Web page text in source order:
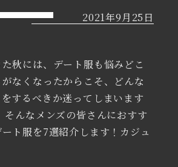
2021年9月25日
秋には、デート服も悩みどこ
なくなったからこそ、どんな
するべきか迷ってしまいます
そんなメンズの皆さんにおすす
ト服を7選紹介します！カジュ